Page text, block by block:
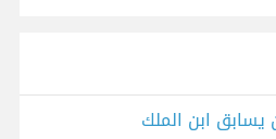
ابن الملك